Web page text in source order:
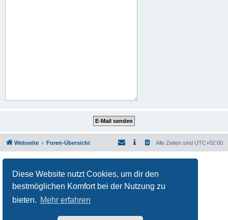
Diese Website nutzt Cookies, um dir den
bestmöglichen Komfort bei der Nutzung zu
bieten. Mehr erfahren
Webseite Foren-Übersicht Alle Zeiten sind UTC+02:00
Deutsche Übersetzung durchphpBB.de
Nutzungsbedingungen